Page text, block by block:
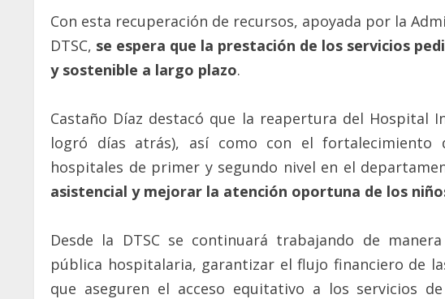
Con esta recuperación de recursos, apoyada por la
DTSC, se espera que la prestación de los servicios
y sostenible a largo plazo.
Castaño Díaz destacó que la reapertura del Hospital
logró días atrás), así como con el fortalecimiento
hospitales de primer y segundo nivel en el
asistencial y mejorar la atención oportuna de los
Desde la DTSC se continuará trabajando de
pública hospitalaria, garantizar el flujo financiero de
que aseguren el acceso equitativo a los servicios